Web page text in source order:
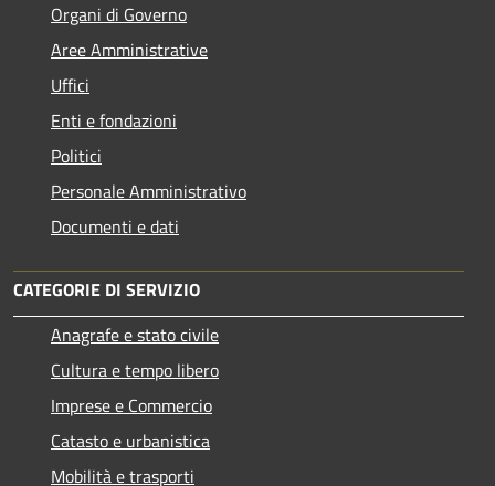
Organi di Governo
Aree Amministrative
Uffici
Enti e fondazioni
Politici
Personale Amministrativo
Documenti e dati
CATEGORIE DI SERVIZIO
Anagrafe e stato civile
Cultura e tempo libero
Imprese e Commercio
Catasto e urbanistica
Mobilità e trasporti